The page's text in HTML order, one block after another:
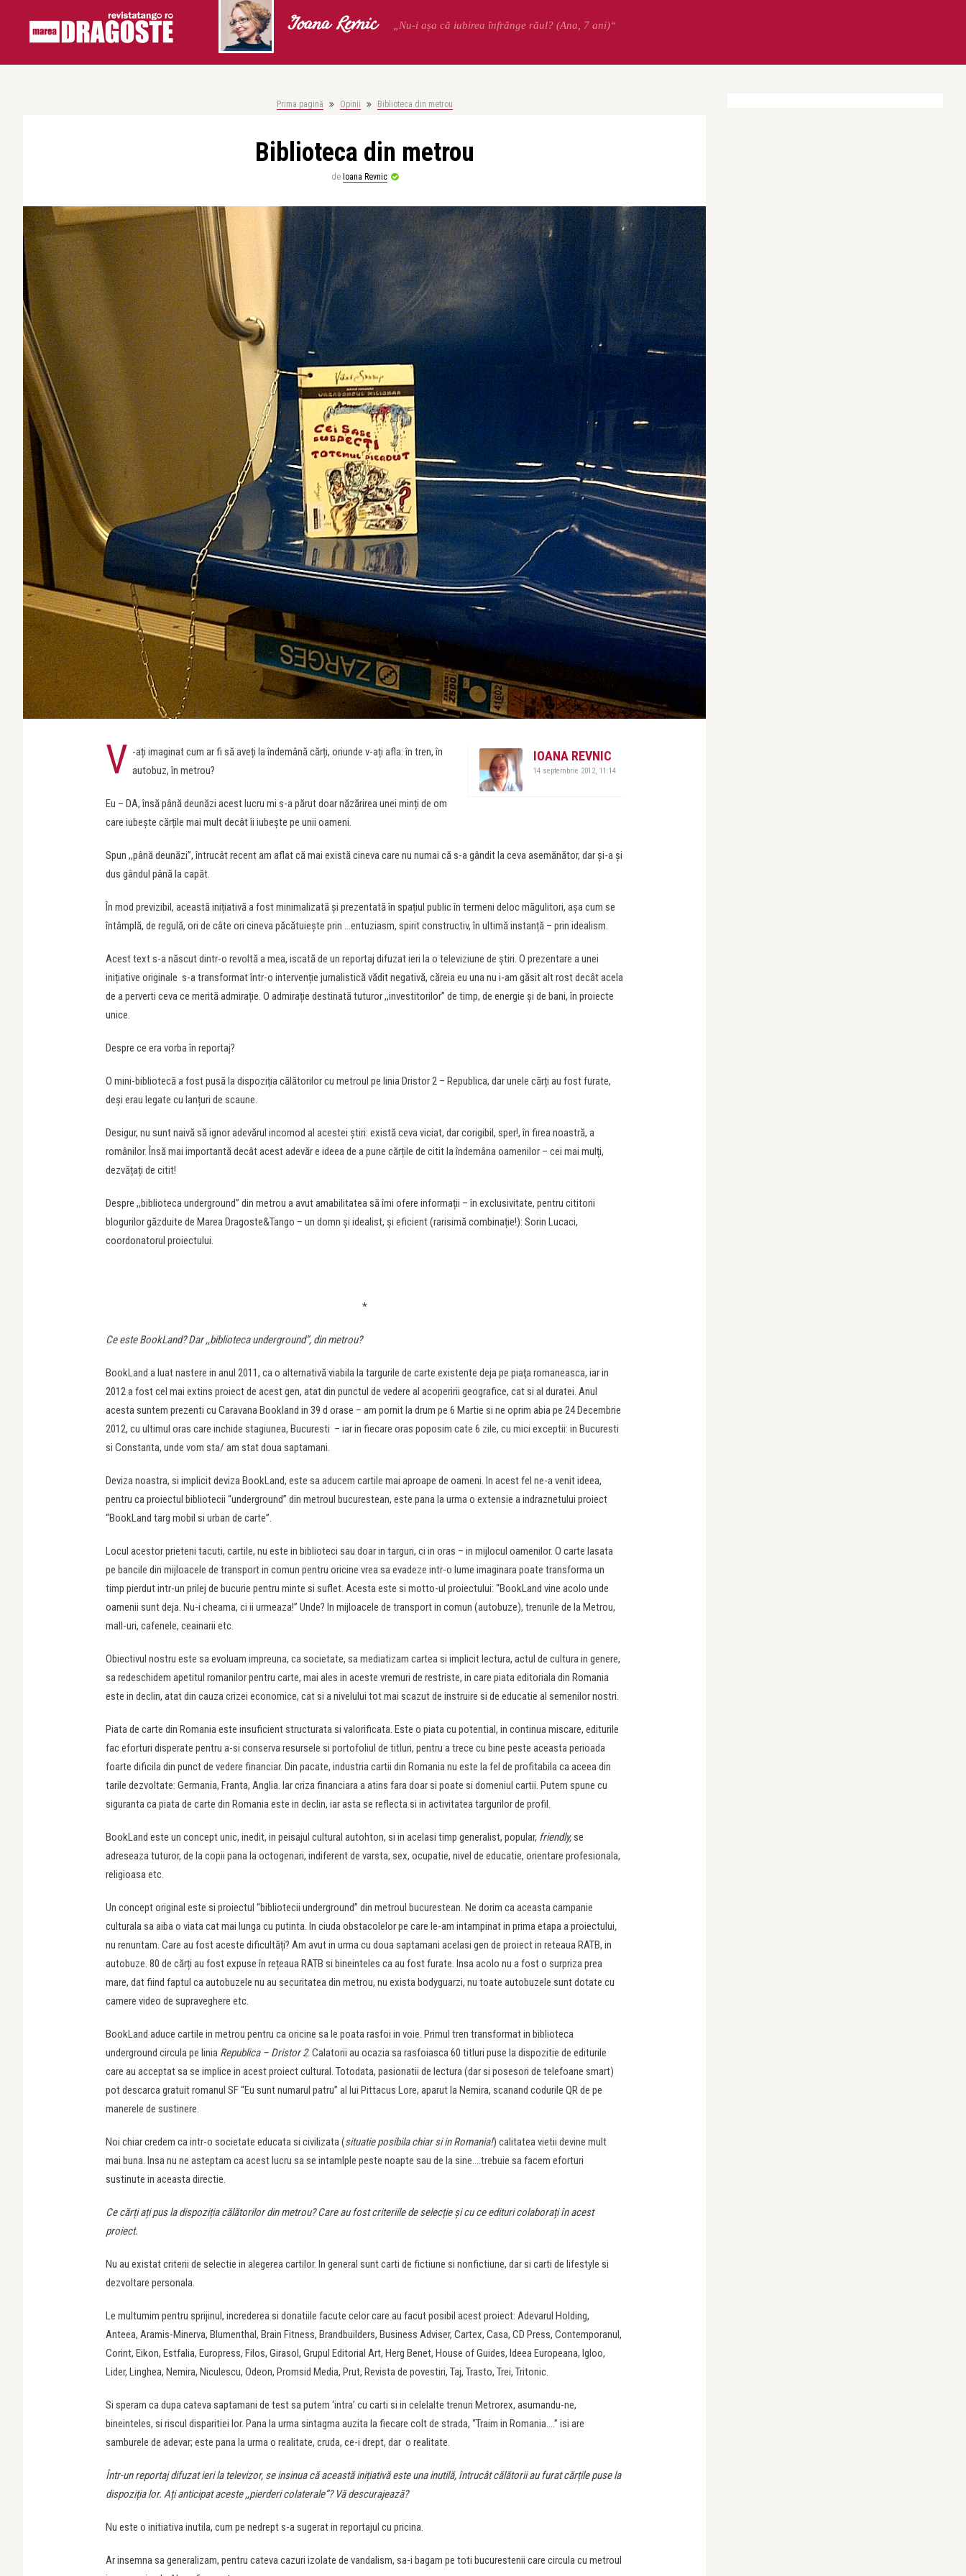
Ioana Revnic „Nu-i așa că iubirea înfrânge răul? (Ana, 7 ani)“
Prima pagină Opinii Biblioteca din metrou
Biblioteca din metrou
de Ioana Revnic
IOANA REVNIC
14 septembrie 2012, 11:14
V -ați imaginat cum ar fi să aveți la îndemână cărți, oriunde v-ați afla: în tren, în
autobuz, în metrou?
Eu – DA, însă până deunăzi acest lucru mi s-a părut doar năzărirea unei minți de om
care iubește cărțile mai mult decât îi iubește pe unii oameni.
Spun ,,până deunăzi”, întrucât recent am aflat că mai există cineva care nu numai că s-a gândit la ceva asemănător, dar și-a și
dus gândul până la capăt.
În mod previzibil, această inițiativă a fost minimalizată și prezentată în spațiul public în termeni deloc măgulitori, așa cum se
întâmplă, de regulă, ori de câte ori cineva păcătuiește prin …entuziasm, spirit constructiv, în ultimă instanță – prin idealism.
Acest text s-a născut dintr-o revoltă a mea, iscată de un reportaj difuzat ieri la o televiziune de știri. O prezentare a unei
inițiative originale s-a transformat într-o intervenție jurnalistică vădit negativă, căreia eu una nu i-am găsit alt rost decât acela
de a perverti ceva ce merită admirație. O admirație destinată tuturor ,,investitorilor” de timp, de energie și de bani, în proiecte
unice.
Despre ce era vorba în reportaj?
O mini-bibliotecă a fost pusă la dispoziția călătorilor cu metroul pe linia Dristor 2 – Republica, dar unele cărți au fost furate,
deși erau legate cu lanțuri de scaune.
Desigur, nu sunt naivă să ignor adevărul incomod al acestei știri: există ceva viciat, dar corigibil, sper!, în firea noastră, a
românilor. Însă mai importantă decât acest adevăr e ideea de a pune cărțile de citit la îndemâna oamenilor – cei mai mulți,
dezvățați de citit!
Despre ,,biblioteca underground” din metrou a avut amabilitatea să îmi ofere informații – în exclusivitate, pentru cititorii
blogurilor găzduite de Marea Dragoste&Tango – un domn și idealist, și eficient (rarisimă combinație!): Sorin Lucaci,
coordonatorul proiectului.
*
Ce este BookLand? Dar ,,biblioteca underground”, din metrou?
BookLand a luat nastere in anul 2011, ca o alternativă viabila la targurile de carte existente deja pe piaţa romaneasca, iar in
2012 a fost cel mai extins proiect de acest gen, atat din punctul de vedere al acoperirii geografice, cat si al duratei. Anul
acesta suntem prezenti cu Caravana Bookland in 39 d orase – am pornit la drum pe 6 Martie si ne oprim abia pe 24 Decembrie
2012, cu ultimul oras care inchide stagiunea, Bucuresti – iar in fiecare oras poposim cate 6 zile, cu mici exceptii: in Bucuresti
si Constanta, unde vom sta/ am stat doua saptamani.
Deviza noastra, si implicit deviza BookLand, este sa aducem cartile mai aproape de oameni. In acest fel ne-a venit ideea,
pentru ca proiectul bibliotecii “underground” din metroul bucurestean, este pana la urma o extensie a indraznetului proiect
“BookLand targ mobil si urban de carte”.
Locul acestor prieteni tacuti, cartile, nu este in biblioteci sau doar in targuri, ci in oras – in mijlocul oamenilor. O carte lasata
pe bancile din mijloacele de transport in comun pentru oricine vrea sa evadeze intr-o lume imaginara poate transforma un
timp pierdut intr-un prilej de bucurie pentru minte si suflet. Acesta este si motto-ul proiectului: “BookLand vine acolo unde
oamenii sunt deja. Nu-i cheama, ci ii urmeaza!” Unde? In mijloacele de transport in comun (autobuze), trenurile de la Metrou,
mall-uri, cafenele, ceainarii etc.
Obiectivul nostru este sa evoluam impreuna, ca societate, sa mediatizam cartea si implicit lectura, actul de cultura in genere,
sa redeschidem apetitul romanilor pentru carte, mai ales in aceste vremuri de restriste, in care piata editoriala din Romania
este in declin, atat din cauza crizei economice, cat si a nivelului tot mai scazut de instruire si de educatie al semenilor nostri.
Piata de carte din Romania este insuficient structurata si valorificata. Este o piata cu potential, in continua miscare, editurile
fac eforturi disperate pentru a-si conserva resursele si portofoliul de titluri, pentru a trece cu bine peste aceasta perioada
foarte dificila din punct de vedere financiar. Din pacate, industria cartii din Romania nu este la fel de profitabila ca aceea din
tarile dezvoltate: Germania, Franta, Anglia. Iar criza financiara a atins fara doar si poate si domeniul cartii. Putem spune cu
siguranta ca piata de carte din Romania este in declin, iar asta se reflecta si in activitatea targurilor de profil.
BookLand este un concept unic, inedit, in peisajul cultural autohton, si in acelasi timp generalist, popular, friendly,se
adreseaza tuturor, de la copii pana la octogenari, indiferent de varsta, sex, ocupatie, nivel de educatie, orientare profesionala,
religioasa etc.
Un concept original este si proiectul “bibliotecii underground” din metroul bucurestean. Ne dorim ca aceasta campanie
culturala sa aiba o viata cat mai lunga cu putinta. In ciuda obstacolelor pe care le-am intampinat in prima etapa a proiectului,
nu renuntam. Care au fost aceste dificultăți? Am avut in urma cu doua saptamani acelasi gen de proiect in reteaua RATB, in
autobuze. 80 de cărți au fost expuse în rețeaua RATB si bineinteles ca au fost furate. Insa acolo nu a fost o surpriza prea
mare, dat fiind faptul ca autobuzele nu au securitatea din metrou, nu exista bodyguarzi, nu toate autobuzele sunt dotate cu
camere video de supraveghere etc.
BookLand aduce cartile in metrou pentru ca oricine sa le poata rasfoi in voie. Primul tren transformat in biblioteca
underground circula pe linia Republica – Dristor 2. Calatorii au ocazia sa rasfoiasca 60 titluri puse la dispozitie de editurile
care au acceptat sa se implice in acest proiect cultural. Totodata, pasionatii de lectura (dar si posesori de telefoane smart)
pot descarca gratuit romanul SF “Eu sunt numarul patru” al lui Pittacus Lore, aparut la Nemira, scanand codurile QR de pe
manerele de sustinere.
Noi chiar credem ca intr-o societate educata si civilizata (situatie posibila chiar si in Romania!) calitatea vietii devine mult
mai buna. Insa nu ne asteptam ca acest lucru sa se intamlple peste noapte sau de la sine.…trebuie sa facem eforturi
sustinute in aceasta directie.
Ce cărți ați pus la dispoziția călătorilor din metrou? Care au fost criteriile de selecție și cu ce edituri colaborați în acest
proiect.
Nu au existat criterii de selectie in alegerea cartilor. In general sunt carti de fictiune si nonfictiune, dar si carti de lifestyle si
dezvoltare personala.
Le multumim pentru sprijinul, increderea si donatiile facute celor care au facut posibil acest proiect: Adevarul Holding,
Anteea, Aramis-Minerva, Blumenthal, Brain Fitness, Brandbuilders, Business Adviser, Cartex, Casa, CD Press, Contemporanul,
Corint, Eikon, Estfalia, Europress, Filos, Girasol, Grupul Editorial Art, Herg Benet, House of Guides, Ideea Europeana, Igloo,
Lider, Linghea, Nemira, Niculescu, Odeon, Promsid Media, Prut, Revista de povestiri, Taj, Trasto, Trei, Tritonic.
Si speram ca dupa cateva saptamani de test sa putem ‘intra’ cu carti si in celelalte trenuri Metrorex, asumandu-ne,
bineinteles, si riscul disparitiei lor. Pana la urma sintagma auzita la fiecare colt de strada, “Traim in Romania….” isi are
samburele de adevar; este pana la urma o realitate, cruda, ce-i drept, dar o realitate.
Într-un reportaj difuzat ieri la televizor, se insinua că această inițiativă este una inutilă, întrucât călătorii au furat cărțile puse la
dispoziția lor. Ați anticipat aceste ,,pierderi colaterale”? Vă descurajează?
Nu este o initiativa inutila, cum pe nedrept s-a sugerat in reportajul cu pricina.
Ar insemna sa generalizam, pentru cateva cazuri izolate de vandalism, sa-i bagam pe toti bucurestenii care circula cu metroul